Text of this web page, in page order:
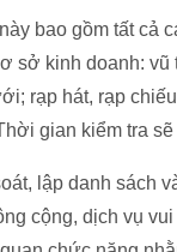
bao gồm tất
sở kinh doanh:
rạp hát, rạp
gian kiểm tra
lập danh sách
cộng, dịch vụ